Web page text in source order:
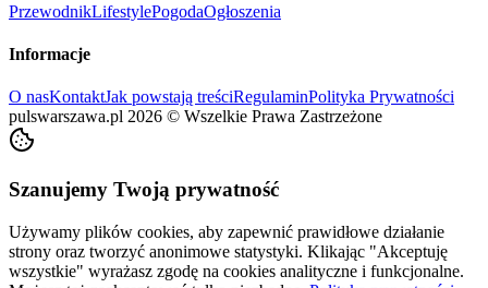
PrzewodnikLifestylePogodaOgłoszenia
Informacje
O nasKontaktJak powstają treściRegulaminPolityka Prywatności
pulswarszawa.pl 2026 © Wszelkie Prawa Zastrzeżone
Szanujemy Twoją prywatność
Używamy plików cookies, aby zapewnić prawidłowe działanie
strony oraz tworzyć anonimowe statystyki. Klikając "Akceptuję
wszystkie" wyrażasz zgodę na cookies analityczne i funkcjonalne.